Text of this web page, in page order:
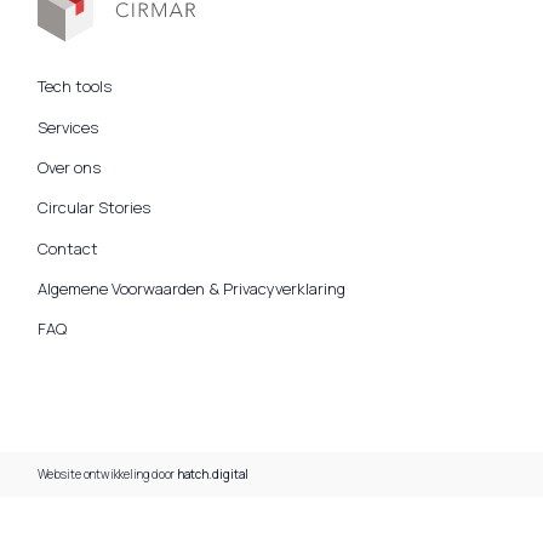
Aan de slag
Tech tools
Services
Over ons
Circular Stories
Contact
Algemene Voorwaarden & Privacyverklaring
FAQ
Website ontwikkeling door hatch.digital